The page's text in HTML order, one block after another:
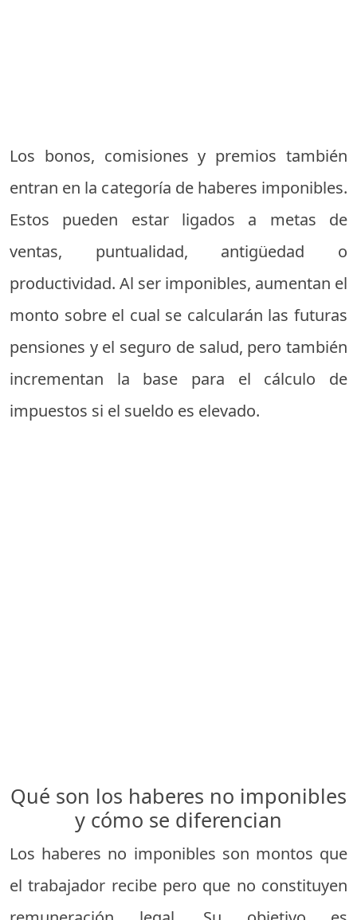
Los bonos, comisiones y premios también
entran en la categoría de haberes imponibles.
Estos pueden estar ligados a metas de
ventas, puntualidad, antigüedad o
productividad. Al ser imponibles, aumentan el
monto sobre el cual se calcularán las futuras
pensiones y el seguro de salud, pero también
incrementan la base para el cálculo de
impuestos si el sueldo es elevado.
Qué son los haberes no imponibles
y cómo se diferencian
Los haberes no imponibles son montos que
el trabajador recibe pero que no constituyen